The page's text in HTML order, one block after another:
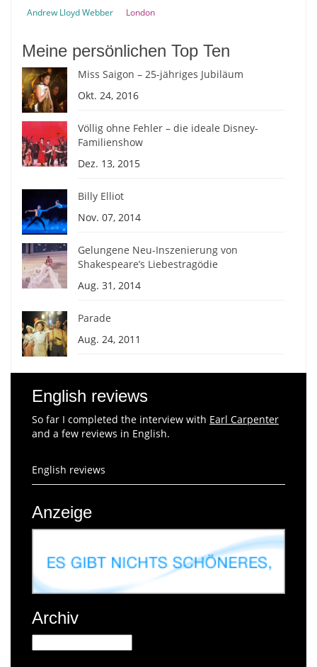
Andrew Lloyd Webber London
Meine persönlichen Top Ten
Miss Saigon – 25-jähriges Jubiläum
Okt. 24, 2016
Völlig ohne Fehler – die ideale Disney-
Familienshow
Dez. 13, 2015
Billy Elliot
Nov. 07, 2014
Gelungene Neu-Inszenierung von
Shakespeare’s Liebestragödie
Aug. 31, 2014
Parade
Aug. 24, 2011
English reviews
So far I completed the interview with Earl Carpenter
and a few reviews in English.
English reviews
Anzeige
Archiv